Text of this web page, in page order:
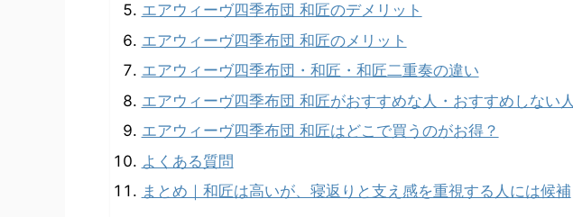
エアウィーヴ四季布団 和匠のデメリット
エアウィーヴ四季布団 和匠のメリット
エアウィーヴ四季布団・和匠・和匠二重奏の違い
エアウィーヴ四季布団 和匠がおすすめな人・おすすめしない人
エアウィーヴ四季布団 和匠はどこで買うのがお得？
よくある質問
まとめ｜和匠は高いが、寝返りと支え感を重視する人には候補